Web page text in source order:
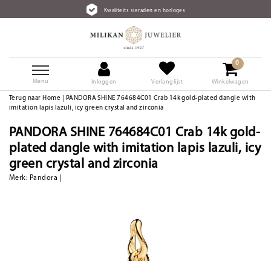
Kwaliteits sieraden en horloges
Menu Inloggen Verlanglijst
0
Winkelwagen
Terug naar Home
PANDORA SHINE 764684C01 Crab 14k gold-plated dangle with
imitation lapis lazuli, icy green crystal and zirconia
PANDORA SHINE 764684C01 Crab 14k gold-
plated dangle with imitation lapis lazuli, icy
green crystal and zirconia
Merk: Pandora